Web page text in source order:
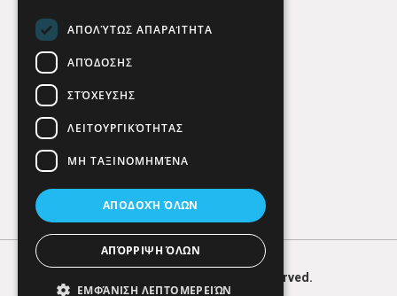
Social Media
HERE. All Rights Reserved.
ΑΠΟΛΎΤΩΣ ΑΠΑΡΑΊΤΗΤΑ
ΑΠΌΔΟΣΗΣ
ΣΤΌΧΕΥΣΗΣ
ΛΕΙΤΟΥΡΓΙΚΌΤΗΤΑΣ
ΜΗ ΤΑΞΙΝΟΜΗΜΈΝΑ
ΑΠΟΔΟΧΉ ΌΛΩΝ
ΑΠΌΡΡΙΨΗ ΌΛΩΝ
ΕΜΦΆΝΙΣΗ ΛΕΠΤΟΜΕΡΕΙΏΝ